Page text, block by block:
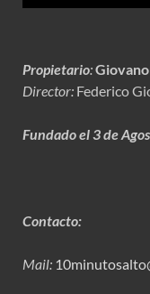
Propietario:
Director: Federico
Fundado el 3 de
Contacto:
Mail: